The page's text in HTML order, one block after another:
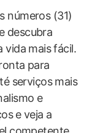
números (31)
descubra
vida mais⁣ fácil.
para
serviços ⁢mais
e
⁣e veja a‍